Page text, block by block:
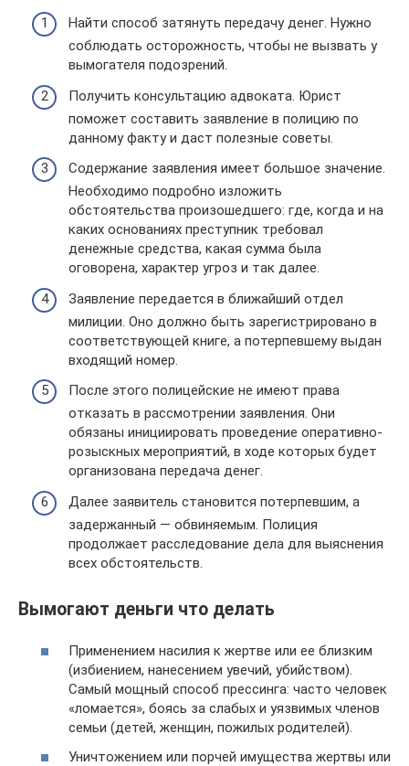
Найти способ затянуть передачу денег. Нужно
соблюдать осторожность, чтобы не вызвать у
вымогателя подозрений.
Получить консультацию адвоката. Юрист
поможет составить заявление в полицию по
данному факту и даст полезные советы.
Содержание заявления имеет большое значение.
Необходимо подробно изложить
обстоятельства произошедшего: где, когда и на
каких основаниях преступник требовал
денежные средства, какая сумма была
оговорена, характер угроз и так далее.
Заявление передается в ближайший отдел
милиции. Оно должно быть зарегистрировано в
соответствующей книге, а потерпевшему выдан
входящий номер.
После этого полицейские не имеют права
отказать в рассмотрении заявления. Они
обязаны инициировать проведение оперативно-
розыскных мероприятий, в ходе которых будет
организована передача денег.
Далее заявитель становится потерпевшим, а
задержанный — обвиняемым. Полиция
продолжает расследование дела для выяснения
всех обстоятельств.
Вымогают деньги что делать
Применением насилия к жертве или ее близким
(избиением, нанесением увечий, убийством).
Самый мощный способ прессинга: часто человек
«ломается», боясь за слабых и уязвимых членов
семьи (детей, женщин, пожилых родителей).
Уничтожением или порчей имущества жертвы или